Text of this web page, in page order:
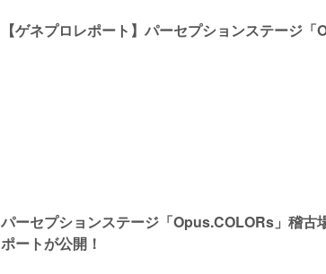
【ゲネプロレポート】パーセプションステージ「
パーセプションステージ「Opus.COLORs」稽古
ポートが公開！